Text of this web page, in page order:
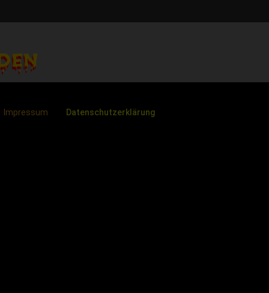
Impressum Datenschutzerklärung